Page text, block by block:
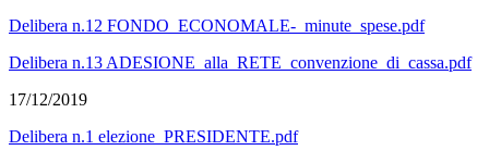
Delibera n.12 FONDO_ECONOMALE-_minute_spese.pdf
Delibera n.13 ADESIONE_alla_RETE_convenzione_di_cassa.pdf
17/12/2019
Delibera n.1 elezione_PRESIDENTE.pdf